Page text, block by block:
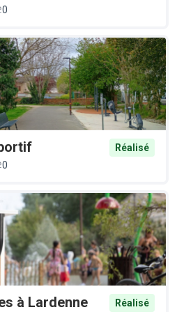
0
Réalisé
0
à Lardenne
Réalisé